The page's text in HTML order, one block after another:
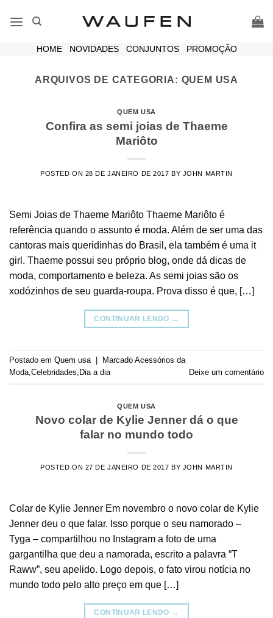
HOME| NOVIDADES| CONJUNTOS| PROMOÇÃO
ARQUIVOS DE CATEGORIA: QUEM USA
QUEM USA
Confira as semi joias de Thaeme
Mariôto
POSTED ON 28 DE JANEIRO DE 2017 BY JOHN MARTIN
Semi Joias de Thaeme Mariôto Thaeme Mariôto é
referência quando o assunto é moda. Além de ser uma das
cantoras mais queridinhas do Brasil, ela também é uma it
girl. Thaeme possui seu próprio blog, onde dá dicas de
moda, comportamento e beleza. As semi joias são os
xodózinhos de seu guarda-roupa. Prova disso é que, […]
CONTINUAR LENDO →
Postado em Quem usa Marcado Acessórios da
Moda Celebridades Dia a dia Deixe um comentário
QUEM USA
Novo colar de Kylie Jenner dá o que
falar no mundo todo
POSTED ON 27 DE JANEIRO DE 2017 BY JOHN MARTIN
Colar de Kylie Jenner Em novembro o novo colar de Kylie
Jenner deu o que falar. Isso porque o seu namorado –
Tyga – compartilhou no Instagram a foto de uma
gargantilha que deu a namorada, escrito a palavra “T
Raww”, seu apelido. Logo depois, o fato virou notícia no
mundo todo pelo alto preço em que […]
CONTINUAR LENDO →